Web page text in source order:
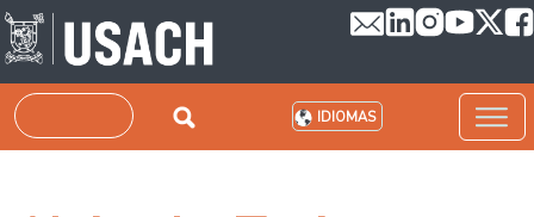
Pasar al contenido principal
Buscar IDIOMAS